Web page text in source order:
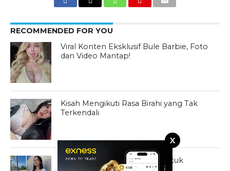
X
RECOMMENDED FOR YOU
Viral Konten Eksklusif Bule Barbie, Foto
dan Video Mantap!
Kisah Mengikuti Rasa Birahi yang Tak
Terkendali
Cerita Prank Minta Tolong Untuk